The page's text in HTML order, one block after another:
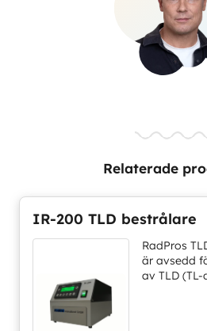
Relaterade
IR-200 TLD bestrålare
RadPros
är avsedd
av TLD